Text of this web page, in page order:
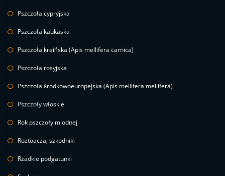
Pszczoła cypryjska
Pszczoła kaukaska
Pszczoła kraińska (Apis mellifera carnica)
Pszczoła rosyjska
Pszczoła środkowoeuropejska (Apis mellifera mellifera)
Pszczoły włoskie
Rok pszczoły miodnej
Roztoacza, szkodniki
Rzadkie podgatunki